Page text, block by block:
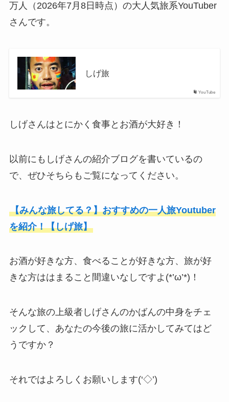
万人（2026年7月8日時点）の大人気旅系YouTuber
さんです。
YouTube
しげ旅
しげさんはとにかく食事とお酒が大好き！
以前にもしげさんの紹介ブログを書いているの
で、ぜひそちらもご覧になってください。
【みんな旅してる？】おすすめの一人旅Youtuber
を紹介！【しげ旅】
お酒が好きな方、食べることが好きな方、旅が好
きな方ははまること間違いなしですよ(*’ω’*)！
そんな旅の上級者しげさんのかばんの中身をチェ
ックして、あなたの今後の旅に活かしてみてはど
うですか？
それではよろしくお願いします(‘◇’)ゞ